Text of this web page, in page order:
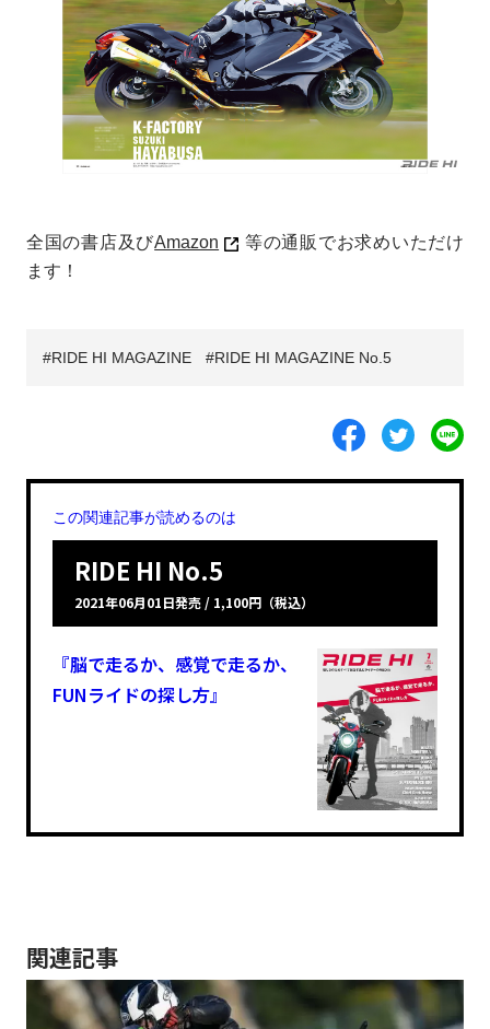
全国の書店及びAmazon
等の通販でお求めいただけ
ます！
RIDE HI MAGAZINE RIDE HI MAGAZINE No.5
この関連記事が読めるのは
RIDE HI No.5
2021年06月01日発売 / 1,100円（税込）
『脳で走るか、感覚で走るか、
FUNライドの探し方』
関連記事